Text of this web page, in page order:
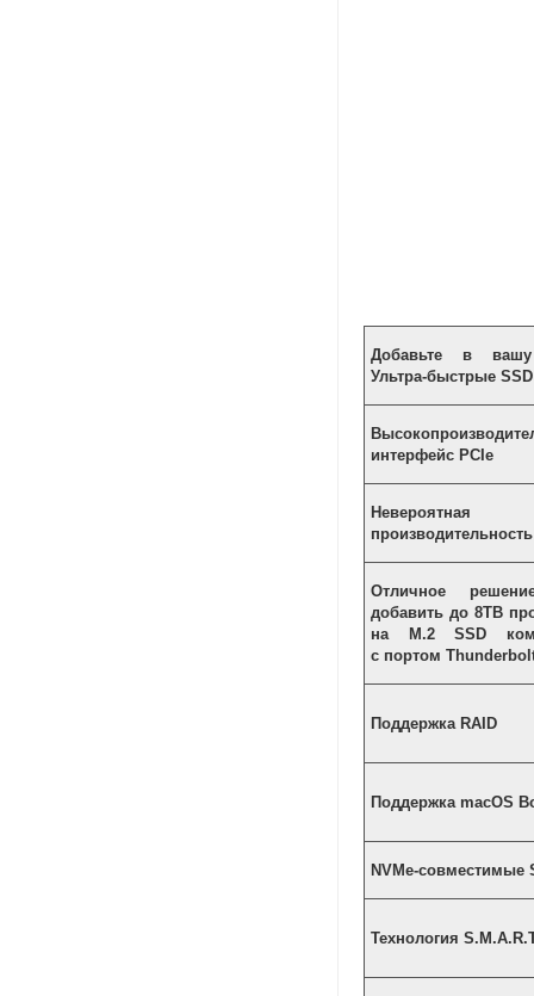
Добавьте в вашу
Ультра-быстрые SSD
интерфейс PCIe
Невероятная
производительность
Отличное
добавить до 8TB
на M.2 SSD
с портом
Поддержка RAID
Поддержка macOS
NVMe-совместимые
Технология